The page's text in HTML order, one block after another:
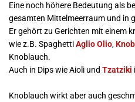
Eine noch höhere Bedeutung als
gesamten Mittelmeerraum und in
Er gehört zu Gerichten mit einem
wie z.B. SpaghettiAglio Olio,
Knoblauch.
Auch in Dips wie Aioli und Tzatziki
Knoblauch wirkt aber auch